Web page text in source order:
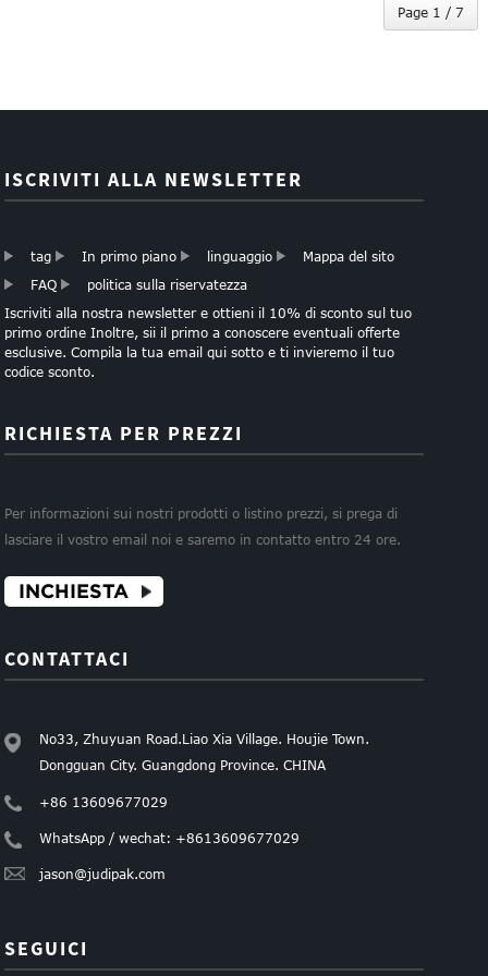
Page 1 / 7
ISCRIVITI ALLA NEWSLETTER
tag In primo piano linguaggio
Mappa del sito
FAQ
politica sulla riservatezza
Iscriviti alla nostra newsletter e ottieni il 10% di sconto sul tuo
primo ordine Inoltre, sii il primo a conoscere eventuali offerte
esclusive. Compila la tua email qui sotto e ti invieremo il tuo
codice sconto.
RICHIESTA PER PREZZI
Per informazioni sui nostri prodotti o listino prezzi, si prega di
lasciare il vostro email noi e saremo in contatto entro 24 ore.
INCHIESTA
CONTATTACI
No33, Zhuyuan Road.Liao Xia Village. Houjie Town.
Dongguan City. Guangdong Province. CHINA
+86 13609677029
WhatsApp / wechat: +8613609677029
jason@judipak.com
SEGUICI